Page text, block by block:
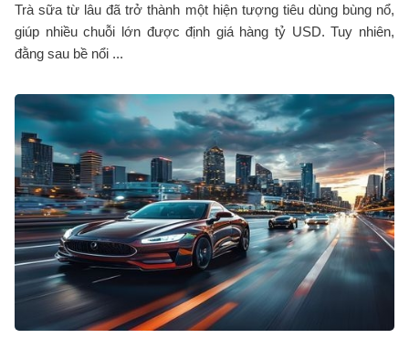
Trà sữa từ lâu đã trở thành một hiện tượng tiêu dùng bùng nổ,
giúp nhiều chuỗi lớn được định giá hàng tỷ USD. Tuy nhiên,
đằng sau bề nổi ...